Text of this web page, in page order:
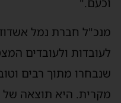
מנכ"ל חברת נמל
לעובדות ולעובדים
שנבחרו מתוך רבים
מקרית. היא תוצאה של